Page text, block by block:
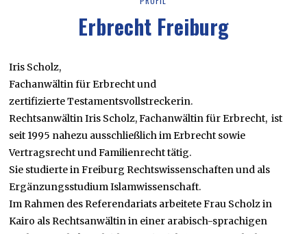
Erbrecht Freiburg
Iris Scholz,
Fachanwältin für Erbrecht und
zertifizierte Testamentsvollstreckerin.
Rechtsanwältin Iris Scholz, Fachanwältin für Erbrecht, ist
seit 1995 nahezu ausschließlich im Erbrecht sowie
Vertragsrecht und Familienrecht tätig.
Sie studierte in Freiburg Rechtswissenschaften und als
Ergänzungsstudium Islamwissenschaft.
Im Rahmen des Referendariats arbeitete Frau Scholz in
Kairo als Rechtsanwältin in einer arabisch-sprachigen